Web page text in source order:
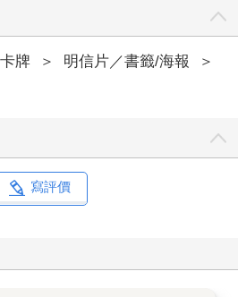
牌 ＞ 明信片／書籤/海報
＞
寫評價